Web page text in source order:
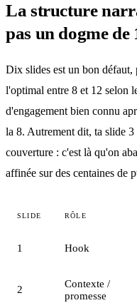
La structure
pas un dogme de
Dix slides est un bon défaut,
l'optimal entre 8 et 12 selon
d'engagement bien connu
la 8. Autrement dit, ta slide
couverture : c'est là qu'on
affinée sur des centaines de
SLIDE RÔLE
1 Hook
2
Contexte /
promesse